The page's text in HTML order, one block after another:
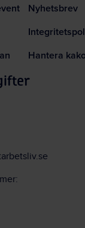
Nyhetsbrev
Hantera